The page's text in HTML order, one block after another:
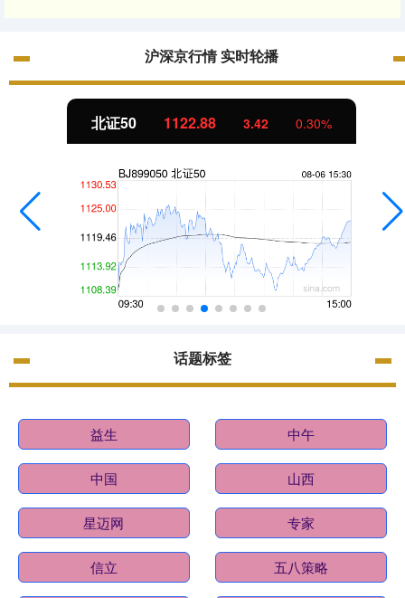
沪深京行情 实时轮播
北证50 1122.88 3.42 0.30%
话题标签
益生 中午
中国 山西
星迈网 专家
信立 五八策略